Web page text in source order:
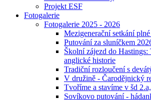
Projekt ESF
Fotogalerie
Fotogalerie 2025 - 2026
Mezigenerační setkání
Putování za sluníčkem
Školní zájezd do
anglické historie
Tradiční rozloučení s
V družině - Čarodějnický
Tvoříme a stavíme v šd
Sovíkovo putování -